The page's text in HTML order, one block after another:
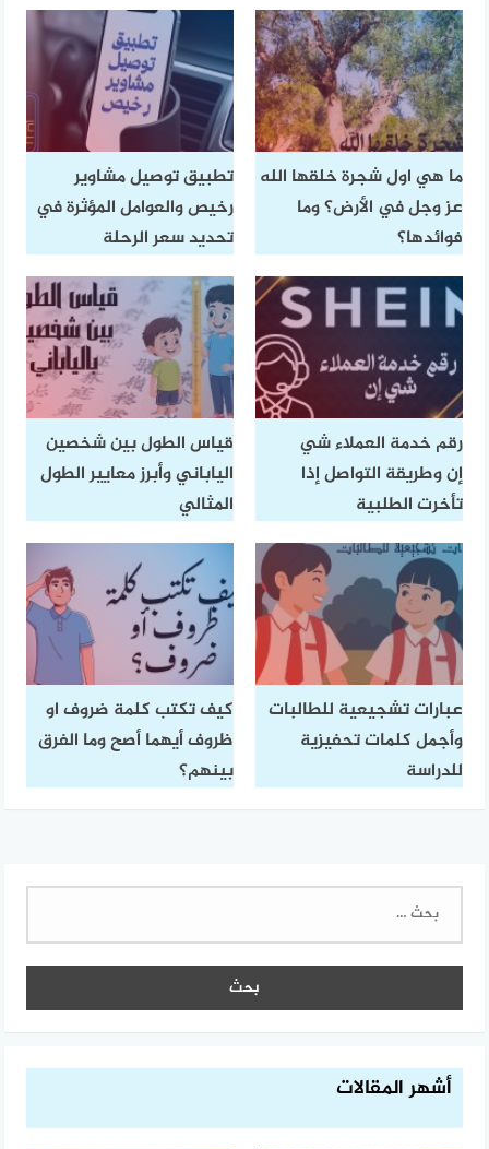
ما هي اول شجرة خلقها الله
عز وجل في الأرض؟ وما
فوائدها؟
تطبيق توصيل مشاوير
رخيص والعوامل المؤثرة في
تحديد سعر الرحلة
رقم خدمة العملاء شي
إن وطريقة التواصل إذا
تأخرت الطلبية
قياس الطول بين شخصين
الياباني وأبرز معايير الطول
المثالي
عبارات تشجيعية للطالبات
وأجمل كلمات تحفيزية
للدراسة
كيف تكتب كلمة ضروف او
ظروف أيهما أصح وما الفرق
بينهم؟
البحث
أشهر المقالات